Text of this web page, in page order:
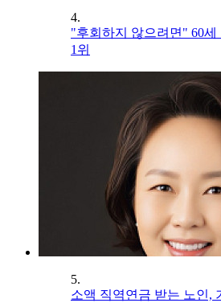
4.
"후회하지 않으려면" 60
1위
5.
소액 직역연금 받는 노인,